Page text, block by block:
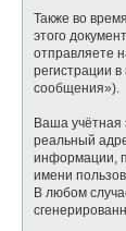
Также во
этого
отправляете
регистрации
сообщения»).
Ваша учётная
реальный
информации,
имени
В любом